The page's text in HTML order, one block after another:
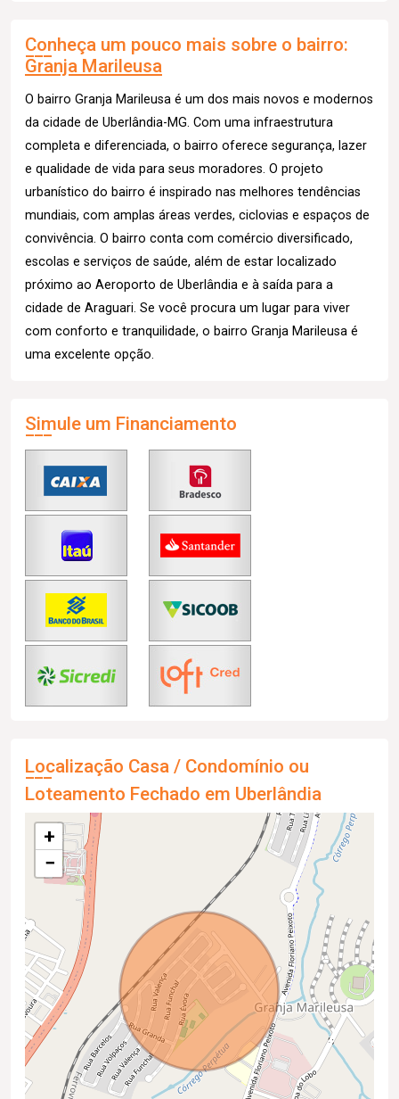
Conheça um pouco mais sobre o bairro:
Granja Marileusa
O bairro Granja Marileusa é um dos mais novos e modernos
da cidade de Uberlândia-MG. Com uma infraestrutura
completa e diferenciada, o bairro oferece segurança, lazer
e qualidade de vida para seus moradores. O projeto
urbanístico do bairro é inspirado nas melhores tendências
mundiais, com amplas áreas verdes, ciclovias e espaços de
convivência. O bairro conta com comércio diversificado,
escolas e serviços de saúde, além de estar localizado
próximo ao Aeroporto de Uberlândia e à saída para a
cidade de Araguari. Se você procura um lugar para viver
com conforto e tranquilidade, o bairro Granja Marileusa é
uma excelente opção.
Simule um Financiamento
Localização Casa / Condomínio ou
Loteamento Fechado em Uberlândia
+
−